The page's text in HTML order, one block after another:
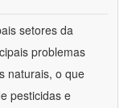
setores da
problemas
naturais, o que
pesticidas e